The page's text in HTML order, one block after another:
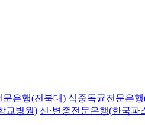
문은행(전북대) 식중독균전문은
교병원) 신·변종전문은행(한국파